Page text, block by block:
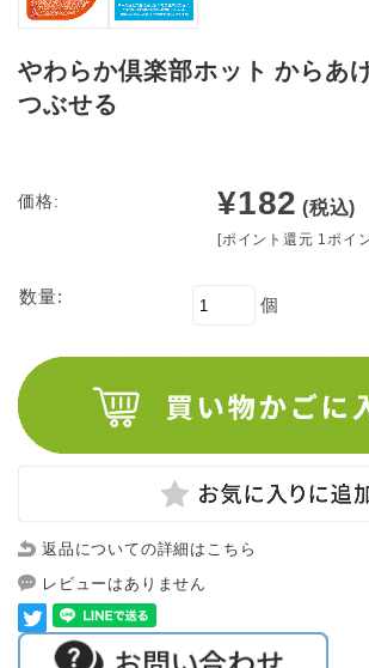
やわらか倶楽部ホット からあ
つぶせる
価格: ¥182 (税込)
[ポイント還元 1ポイ
数量: 個
返品についての詳細はこちら
レビューはありません